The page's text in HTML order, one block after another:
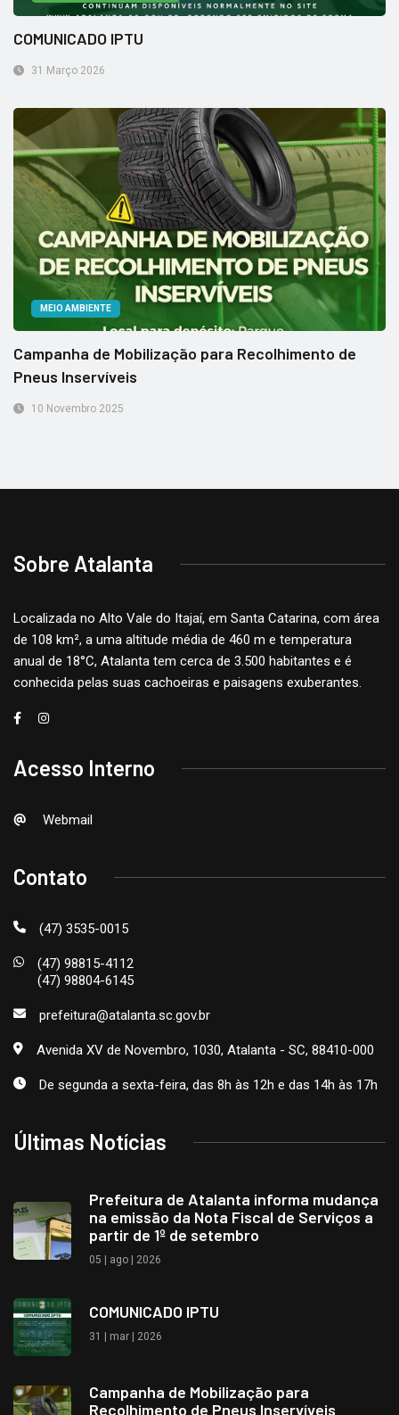
COMUNICADO IPTU
31 Março 2026
MEIO AMBIENTE
Campanha de Mobilização para Recolhimento de
Pneus Inservíveis
10 Novembro 2025
Sobre Atalanta
Localizada no Alto Vale do Itajaí, em Santa Catarina, com área
de 108 km², a uma altitude média de 460 m e temperatura
anual de 18°C, Atalanta tem cerca de 3.500 habitantes e é
conhecida pelas suas cachoeiras e paisagens exuberantes.
Acesso Interno
Webmail
Contato
(47) 3535-0015
(47) 98815-4112
(47) 98804-6145
prefeitura@atalanta.sc.gov.br
Avenida XV de Novembro, 1030, Atalanta - SC, 88410-000
De segunda a sexta-feira, das 8h às 12h e das 14h às 17h
Últimas Notícias
Prefeitura de Atalanta informa mudança
na emissão da Nota Fiscal de Serviços a
partir de 1º de setembro
05 | ago | 2026
COMUNICADO IPTU
31 | mar | 2026
Campanha de Mobilização para
Recolhimento de Pneus Inservíveis